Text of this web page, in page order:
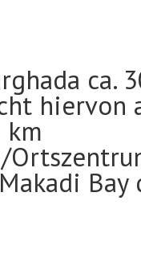
ca.
hiervon
km
Bay